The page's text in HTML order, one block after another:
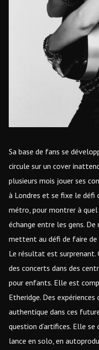
Sa base de fans se
circule sur un cover
plusieurs mois jouer ses
à Londres et se fixe le défi
métro, pour montrer à
échange entre les gens.
mettent au défi de faire de
Le résultat est
des concerts dans des
pour enfants. Elle est
Etheridge. Des
authentique dans ces
question d’artifices. Elle
lance en solo, en